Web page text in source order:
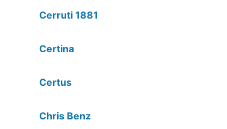
Cerruti 1881
Certina
Certus
Chris Benz